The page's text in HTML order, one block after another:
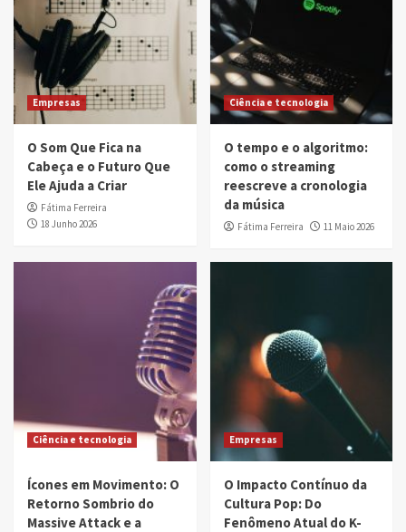
Empresas
O Som Que Fica na
Cabeça e o Futuro Que
Ele Ajuda a Criar
Fátima Ferreira
18 Junho 2026
Ciência e tecnologia
O tempo e o algoritmo:
como o streaming
reescreve a cronologia
da música
Fátima Ferreira 11 Maio 2026
Ciência e tecnologia
Ícones em Movimento: O
Retorno Sombrio do
Massive Attack e a
Empresas
O Impacto Contínuo da
Cultura Pop: Do
Fenômeno Atual do K-